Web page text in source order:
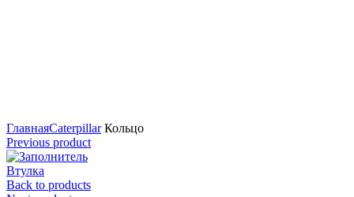
ГлавнаяCaterpillarКольцо
Previous product
Втулка
Back to products